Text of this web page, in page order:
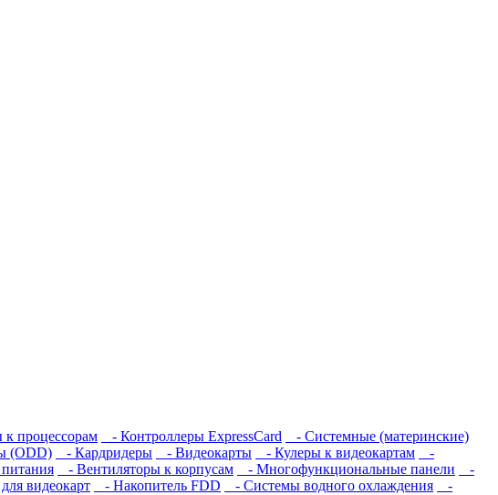
процессорам - Контроллеры ExpressCard
- Системные (материнские)
(ODD) - Кардридеры - Видеокарты - Кулеры к видеокартам
-
- Вентиляторы к корпусам - Многофункциональные панели
-
видеокарт - Накопитель FDD - Системы водного охлаждения
-